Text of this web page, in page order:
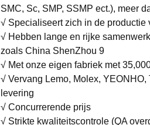
SMC, Sc, SMP, SSMP ect.), meer
√ Specialiseert zich in de productie
√ Hebben lange en rijke
zoals China ShenZhou 9
√ Met onze eigen fabriek met
√ Vervang Lemo, Molex, YEONHO,
levering
√ Concurrerende prijs
√ Strikte kwaliteitscontrole (QA